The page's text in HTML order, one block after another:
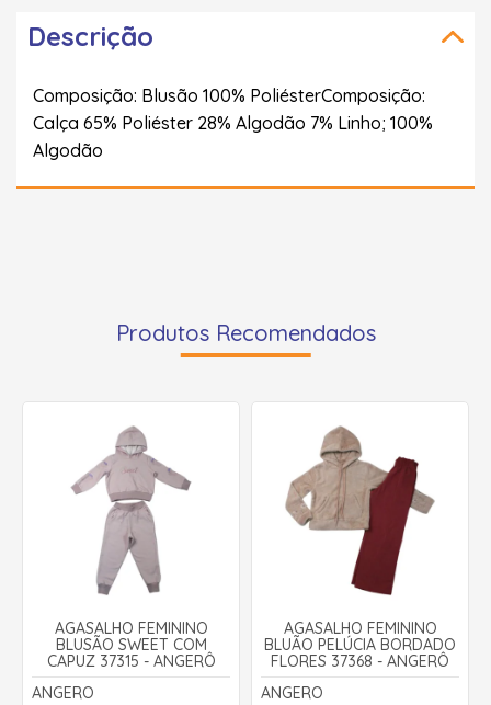
Descrição
Composição: Blusão 100% PoliésterComposição:
Calça 65% Poliéster 28% Algodão 7% Linho; 100%
Algodão
Produtos Recomendados
AGASALHO FEMININO
BLUSÃO SWEET COM
CAPUZ 37315 - ANGERÔ
ANGERO
AGASALHO FEMININO
BLUÃO PELÚCIA BORDADO
FLORES 37368 - ANGERÔ
ANGERO